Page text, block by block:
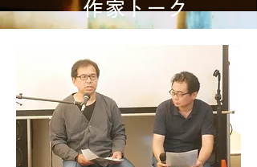
作家トーク